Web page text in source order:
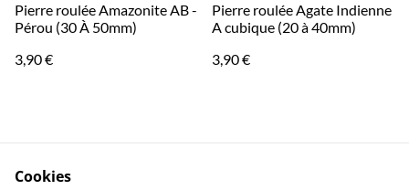
Pierre roulée Amazonite AB -
Pérou (30 À 50mm)
3,90 €
Pierre roulée Agate Indienne
A cubique (20 à 40mm)
3,90 €
Cookies